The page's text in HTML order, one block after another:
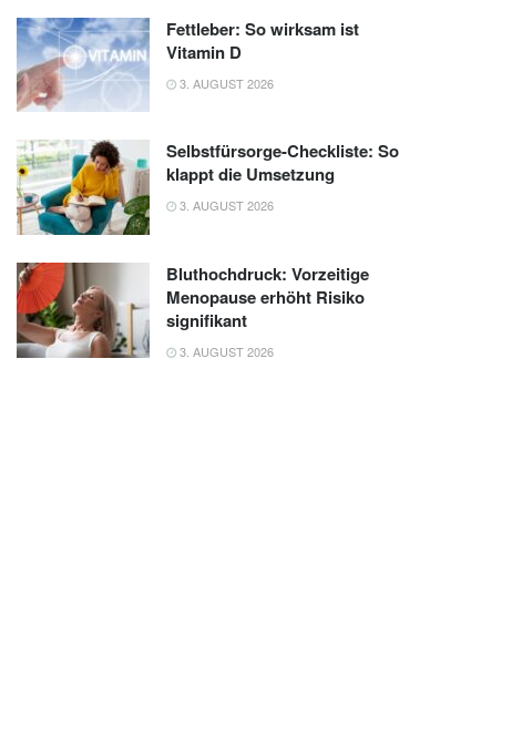
Fettleber: So wirksam ist
Vitamin D
3. AUGUST 2026
Selbstfürsorge-Checkliste: So
klappt die Umsetzung
3. AUGUST 2026
Bluthochdruck: Vorzeitige
Menopause erhöht Risiko
signifikant
3. AUGUST 2026